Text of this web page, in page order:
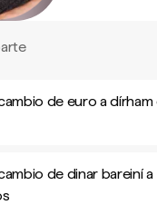
de euro a
de dinar bareiní